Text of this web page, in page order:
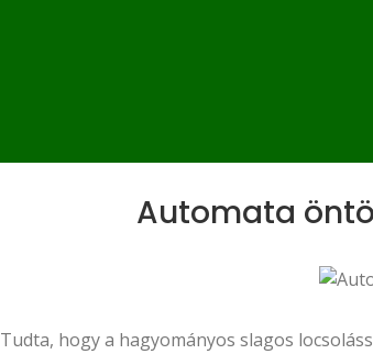
Automata
Tudta, hogy a hagyományos slagos